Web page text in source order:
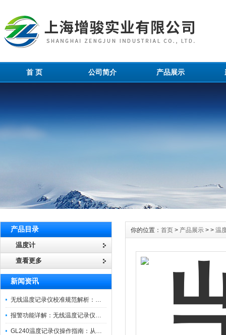
首 页 公司简介 产品展示
产品目录
温度计
查看更多
新闻资讯
无线温度记录仪校准规范解析：从多点比对到不确定度评定的实操流程
报警功能详解：无线温度记录仪的阈值设定与通知机制
GL240温度记录仪操作指南：从开箱、接线到数据导出的标准化流程
你的位置： 首页 > 产品展示 > > 温